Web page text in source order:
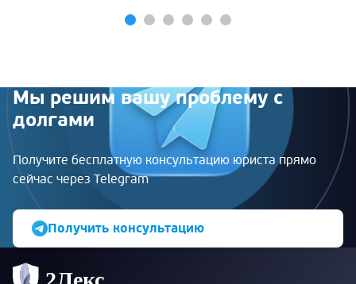
Мы решим вашу проблему с
долгами
Получите бесплатную консультацию юриста прямо
сейчас через Telegram
Получить консультацию